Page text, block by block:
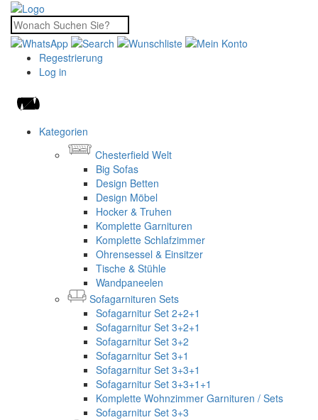
Regestrierung
Log in
Kategorien
Chesterfield Welt
Big Sofas
Design Betten
Design Möbel
Hocker & Truhen
Komplette Garnituren
Komplette Schlafzimmer
Ohrensessel & Einsitzer
Tische & Stühle
Wandpaneelen
Sofagarnituren Sets
Sofagarnitur Set 2+2+1
Sofagarnitur Set 3+2+1
Sofagarnitur Set 3+2
Sofagarnitur Set 3+1
Sofagarnitur Set 3+3+1
Sofagarnitur Set 3+3+1+1
Komplette Wohnzimmer Garnituren / Sets
Sofagarnitur Set 3+3